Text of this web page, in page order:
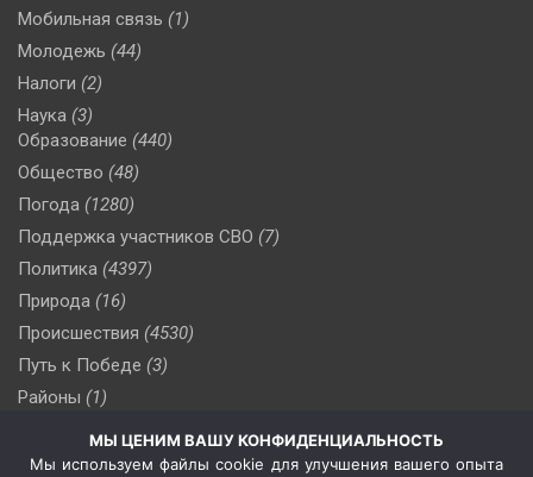
Мобильная связь (1)
Молодежь (44)
Налоги (2)
Наука (3)
Образование (440)
Общество (48)
Погода (1280)
Поддержка участников СВО (7)
Политика (4397)
Природа (16)
Происшествия (4530)
Путь к Победе (3)
Районы (1)
(510)
Сельское хозяйство (3)
МЫ ЦЕНИМ ВАШУ КОНФИДЕНЦИАЛЬНОСТЬ
Мы используем файлы cookie для улучшения вашего опыта